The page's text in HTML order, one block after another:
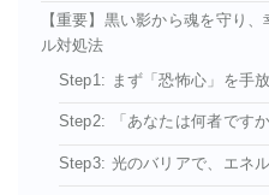
【重要】黒い影から魂を守り
ル対処法
Step1: まず「恐怖心」を手
Step2: 「あなたは何者です
Step3: 光のバリアで、エネ